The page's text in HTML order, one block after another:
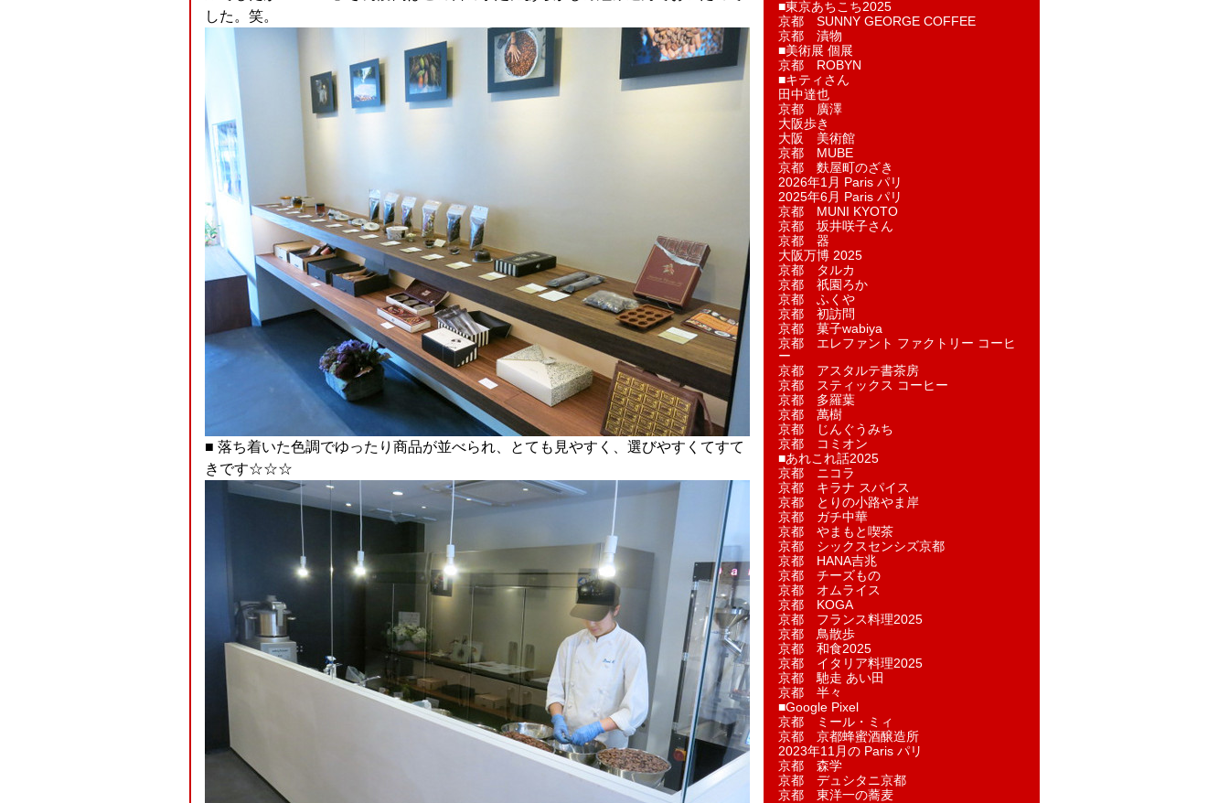
した。笑。
■ 落ち着いた色調でゆったり商品が並べられ、とても見やすく、選びやすくてすて
きです☆☆☆
■東京あちこち2025
京都 SUNNY GEORGE COFFEE
京都 漬物
■美術展 個展
京都 ROBYN
■キティさん
田中達也
京都 廣澤
大阪歩き
大阪 美術館
京都 MUBE
京都 麩屋町のざき
2026年1月 Paris パリ
2025年6月 Paris パリ
京都 MUNI KYOTO
京都 坂井咲子さん
京都 器
大阪万博 2025
京都 タルカ
京都 祇園ろか
京都 ふくや
京都 初訪問
京都 菓子wabiya
京都 エレファント ファクトリー コーヒ
ー
京都 アスタルテ書茶房
京都 スティックス コーヒー
京都 多羅葉
京都 萬樹
京都 じんぐうみち
京都 コミオン
■あれこれ話2025
京都 ニコラ
京都 キラナ スパイス
京都 とりの小路やま岸
京都 ガチ中華
京都 やまもと喫茶
京都 シックスセンシズ京都
京都 HANA吉兆
京都 チーズもの
京都 オムライス
京都 KOGA
京都 フランス料理2025
京都 鳥散歩
京都 和食2025
京都 イタリア料理2025
京都 馳走 あい田
京都 半々
■Google Pixel
京都 ミール・ミィ
京都 京都蜂蜜酒醸造所
2023年11月の Paris パリ
京都 森学
京都 デュシタニ京都
京都 東洋一の蕎麦